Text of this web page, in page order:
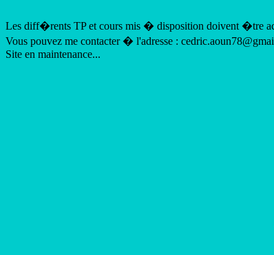
Les diff�rents TP et cours mis � disposition doivent �tre
Vous pouvez me contacter � l'adresse :
Site en maintenance...